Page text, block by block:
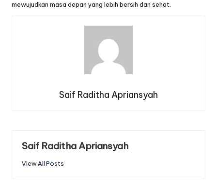
mewujudkan masa depan yang lebih bersih dan sehat.
Saif Raditha Apriansyah
Saif Raditha Apriansyah
View All Posts